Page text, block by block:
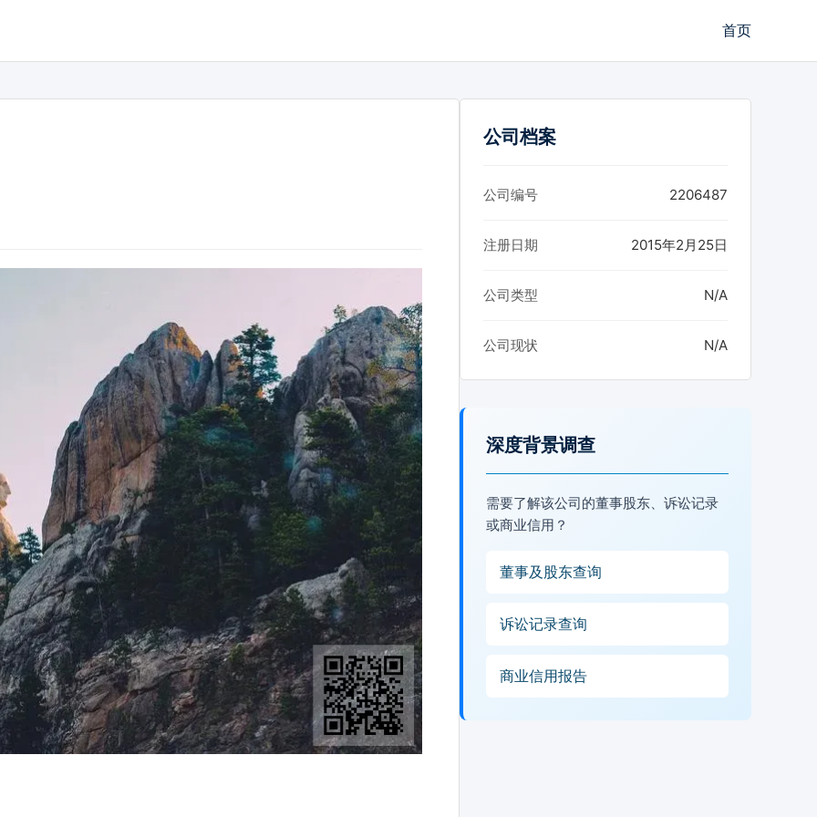
首页
公司档案
公司编号 2206487
注册日期 2015年2月25日
公司类型 N/A
公司现状 N/A
深度背景调查
需要了解该公司的董事股东、诉讼记录
或商业信用？
董事及股东查询
诉讼记录查询
商业信用报告